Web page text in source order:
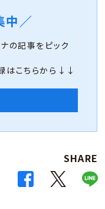
中／
の記事をピック
はこちらから↓↓
SHARE